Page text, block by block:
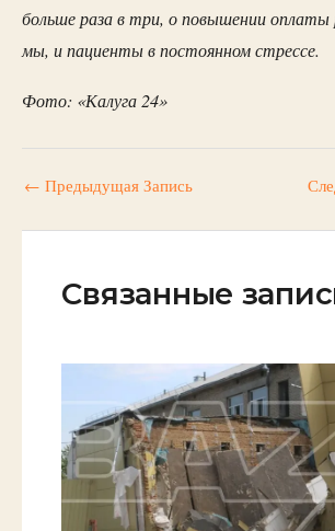
больше раза в три, о повышении
мы, и пациенты в постоянном стрессе.
Фото: «Калуга 24»
← Предыдущая Запись
Связанные